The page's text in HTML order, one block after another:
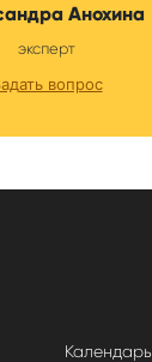
Анохина
эксперт
вопрос
Календарь